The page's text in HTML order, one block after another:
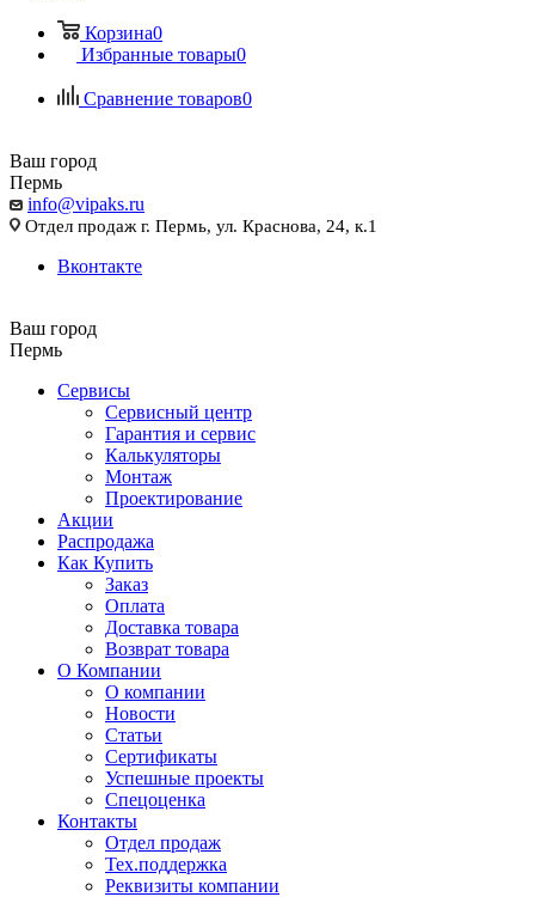
Корзина0
Избранные товары0
Сравнение товаров0
Ваш город
Пермь
info@vipaks.ru
Отдел продаж г. Пермь, ул. Краснова, 24, к.1
Вконтакте
Ваш город
Пермь
Сервисы
Сервисный центр
Гарантия и сервис
Калькуляторы
Монтаж
Проектирование
Акции
Распродажа
Как Купить
Заказ
Оплата
Доставка товара
Возврат товара
О Компании
О компании
Новости
Статьи
Сертификаты
Успешные проекты
Спецоценка
Контакты
Отдел продаж
Тех.поддержка
Реквизиты компании